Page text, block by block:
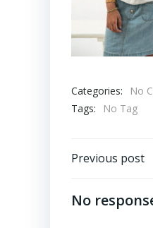
Categories:
No
Tags:
No Tag
de
Previous post
No